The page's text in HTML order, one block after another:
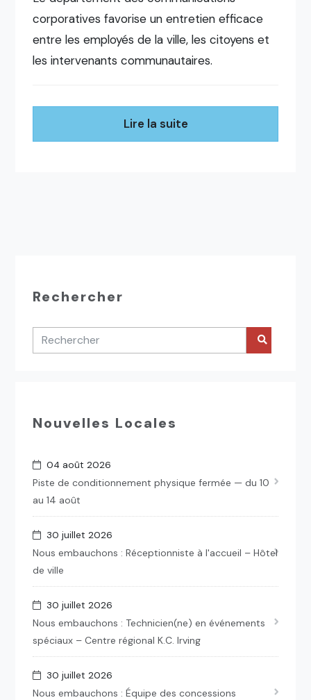
corporatives favorise un entretien efficace
entre les employés de la ville, les citoyens et
les intervenants communautaires.
Lire la suite
Rechercher
Nouvelles Locales
04 août 2026
Piste de conditionnement physique fermée — du 10
au 14 août
30 juillet 2026
Nous embauchons : Réceptionniste à l'accueil – Hôtel
de ville
30 juillet 2026
Nous embauchons : Technicien(ne) en événements
spéciaux – Centre régional K.C. Irving
30 juillet 2026
Nous embauchons : Équipe des concessions